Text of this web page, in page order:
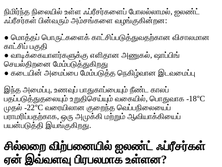
நிமிர்ந்த நிலையில் உள்ள ஃப்ரீசர்களைப் போலல்லாமல், ஐலண்ட்
ஃப்ரீசர்கள் பின்வரும் அம்சங்களை வழங்குகின்றன:
● மொத்தப் பொருட்களைக் காட்சிப்படுத்துவதற்கான விசாலமான
காட்சிப் பகுதி
● வாடிக்கையாளர்களுக்கு எளிதான அணுகல், ஷாப்பிங்
செயல்திறனை மேம்படுத்துகிறது
● கடையின் அமைப்பை மேம்படுத்த நெகிழ்வான இடவமைப்பு
இந்த அமைப்பு, உணவுப் பாதுகாப்பையும் நீண்ட காலப்
பதப்படுத்துதலையும் உறுதிசெய்யும் வகையில், பொதுவாக -18°C
முதல் -22°C வரையிலான குறைந்த வெப்பநிலையைப்
பராமரிப்பதற்காக, ஒரு அமுக்கி மற்றும் ஆவியாக்கியைப்
பயன்படுத்தி இயங்குகிறது.
சில்லறை விற்பனையில் ஐலண்ட் ஃப்ரீசர்கள்
ஏன் இவ்வளவு பிரபலமாக உள்ளன?